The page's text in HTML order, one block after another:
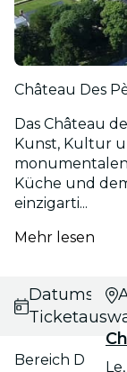
Château Des
Das Château
Kunst, Kultur
Küche und
einzigarti...
Mehr lesen
Datums-
Bereich D